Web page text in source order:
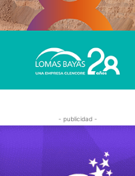
- publicidad -